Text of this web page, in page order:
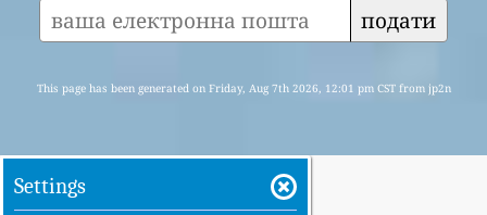
подати
This page has been generated on Friday, Aug 7th 2026, 12:01 pm CST from jp2n
Settings